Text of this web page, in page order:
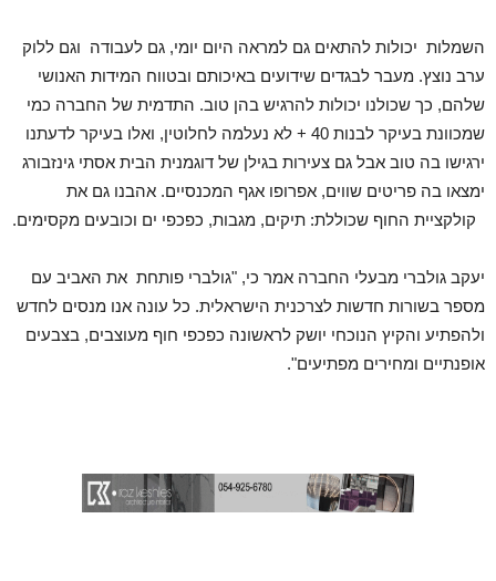
השמלות יכולות להתאים גם למראה היום יומי, גם לעבודה וגם ללוק
ערב נוצץ. מעבר לבגדים שידועים באיכותם ובטווח המידות האנושי
שלהם, כך שכולנו יכולות להרגיש בהן טוב. התדמית של החברה כמי
שמכוונת בעיקר לבנות 40 + לא נעלמה לחלוטין, ואלו בעיקר לדעתנו
ירגישו בה טוב אבל גם צעירות בגילן של דוגמנית הבית אסתי גינזבורג
ימצאו בה פריטים שווים, אפרופו אגף המכנסיים. אהבנו גם את
קולקציית החוף שכוללת: תיקים, מגבות, כפכפי ים וכובעים מקסימים.
יעקב גולברי מבעלי החברה אמר כי, "גולברי פותחת את האביב עם
מספר בשורות חדשות לצרכנית הישראלית. כל עונה אנו מנסים לחדש
ולהפתיע והקיץ הנוכחי יושק לראשונה כפכפי חוף מעוצבים, בצבעים
אופנתיים ומחירים מפתיעים".